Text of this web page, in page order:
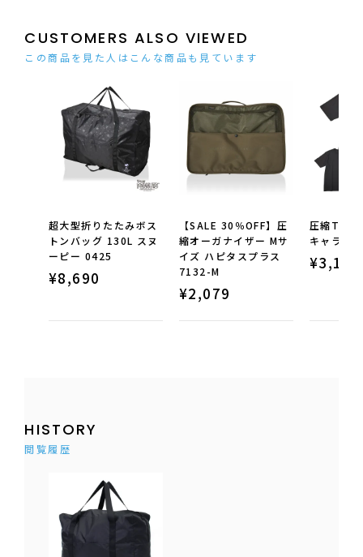
この商品を見た人はこんな商品も見ています
CUSTOMERS ALSO VIEWED
超大型折りたたみボス
トンバッグ 130L スヌ
ーピー 0425
¥8,690
【SALE 30％OFF】圧
縮オーガナイザー Mサ
イズ ハピタスプラス
7132-M
¥2,079
圧縮Tシ
キャラク
¥3,190
閲覧履歴
HISTORY